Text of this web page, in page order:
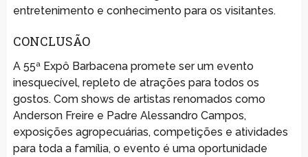
entretenimento e conhecimento para os visitantes.
CONCLUSÃO
A 55ª Expô Barbacena promete ser um evento
inesquecível, repleto de atrações para todos os
gostos. Com shows de artistas renomados como
Anderson Freire e Padre Alessandro Campos,
exposições agropecuárias, competições e atividades
para toda a família, o evento é uma oportunidade